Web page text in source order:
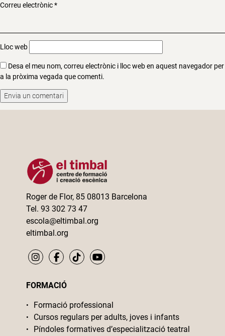
Correu electrònic*
Lloc web
Desa el meu nom, correu electrònic i lloc web en aquest navegador per
a la pròxima vegada que comenti.
Roger de Flor, 85 08013 Barcelona
Tel. 93 302 73 47
escola@eltimbal.org
eltimbal.org
FORMACIÓ
Formació professional
Cursos regulars per adults, joves i infants
Píndoles formatives d’especialització teatral